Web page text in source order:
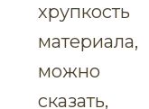
хрупкость
материала,
можно
сказать,